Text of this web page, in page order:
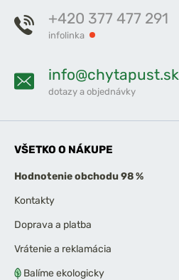
+420 377 477 291
infolinka
info@chytapust.sk
dotazy a objednávky
VŠETKO O NÁKUPE
Hodnotenie obchodu 98 %
Kontakty
Doprava a platba
Vrátenie a reklamácia
Balíme ekologicky